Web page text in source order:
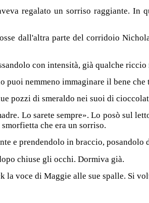
regalato un sorriso raggiante. In
dall'altra parte del corridoio
con intensità, già qualche riccio
puoi nemmeno immaginare il bene
pozzi di smeraldo nei suoi di
Lo sarete sempre». Lo posò sul
che era un sorriso.
e prendendolo in braccio, posandolo
chiuse gli occhi. Dormiva già.
la voce di Maggie alle sue spalle. Si